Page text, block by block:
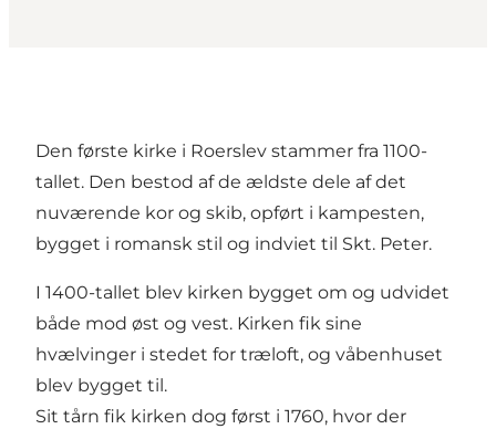
Den første kirke i Roerslev stammer fra 1100-
tallet. Den bestod af de ældste dele af det
nuværende kor og skib, opført i kampesten,
bygget i romansk stil og indviet til Skt. Peter.
I 1400-tallet blev kirken bygget om og udvidet
både mod øst og vest. Kirken fik sine
hvælvinger i stedet for træloft, og våbenhuset
blev bygget til.
Sit tårn fik kirken dog først i 1760, hvor der